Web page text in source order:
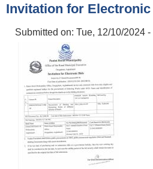
Invitation for
Submitted on: Tue, 12/10/2024 -